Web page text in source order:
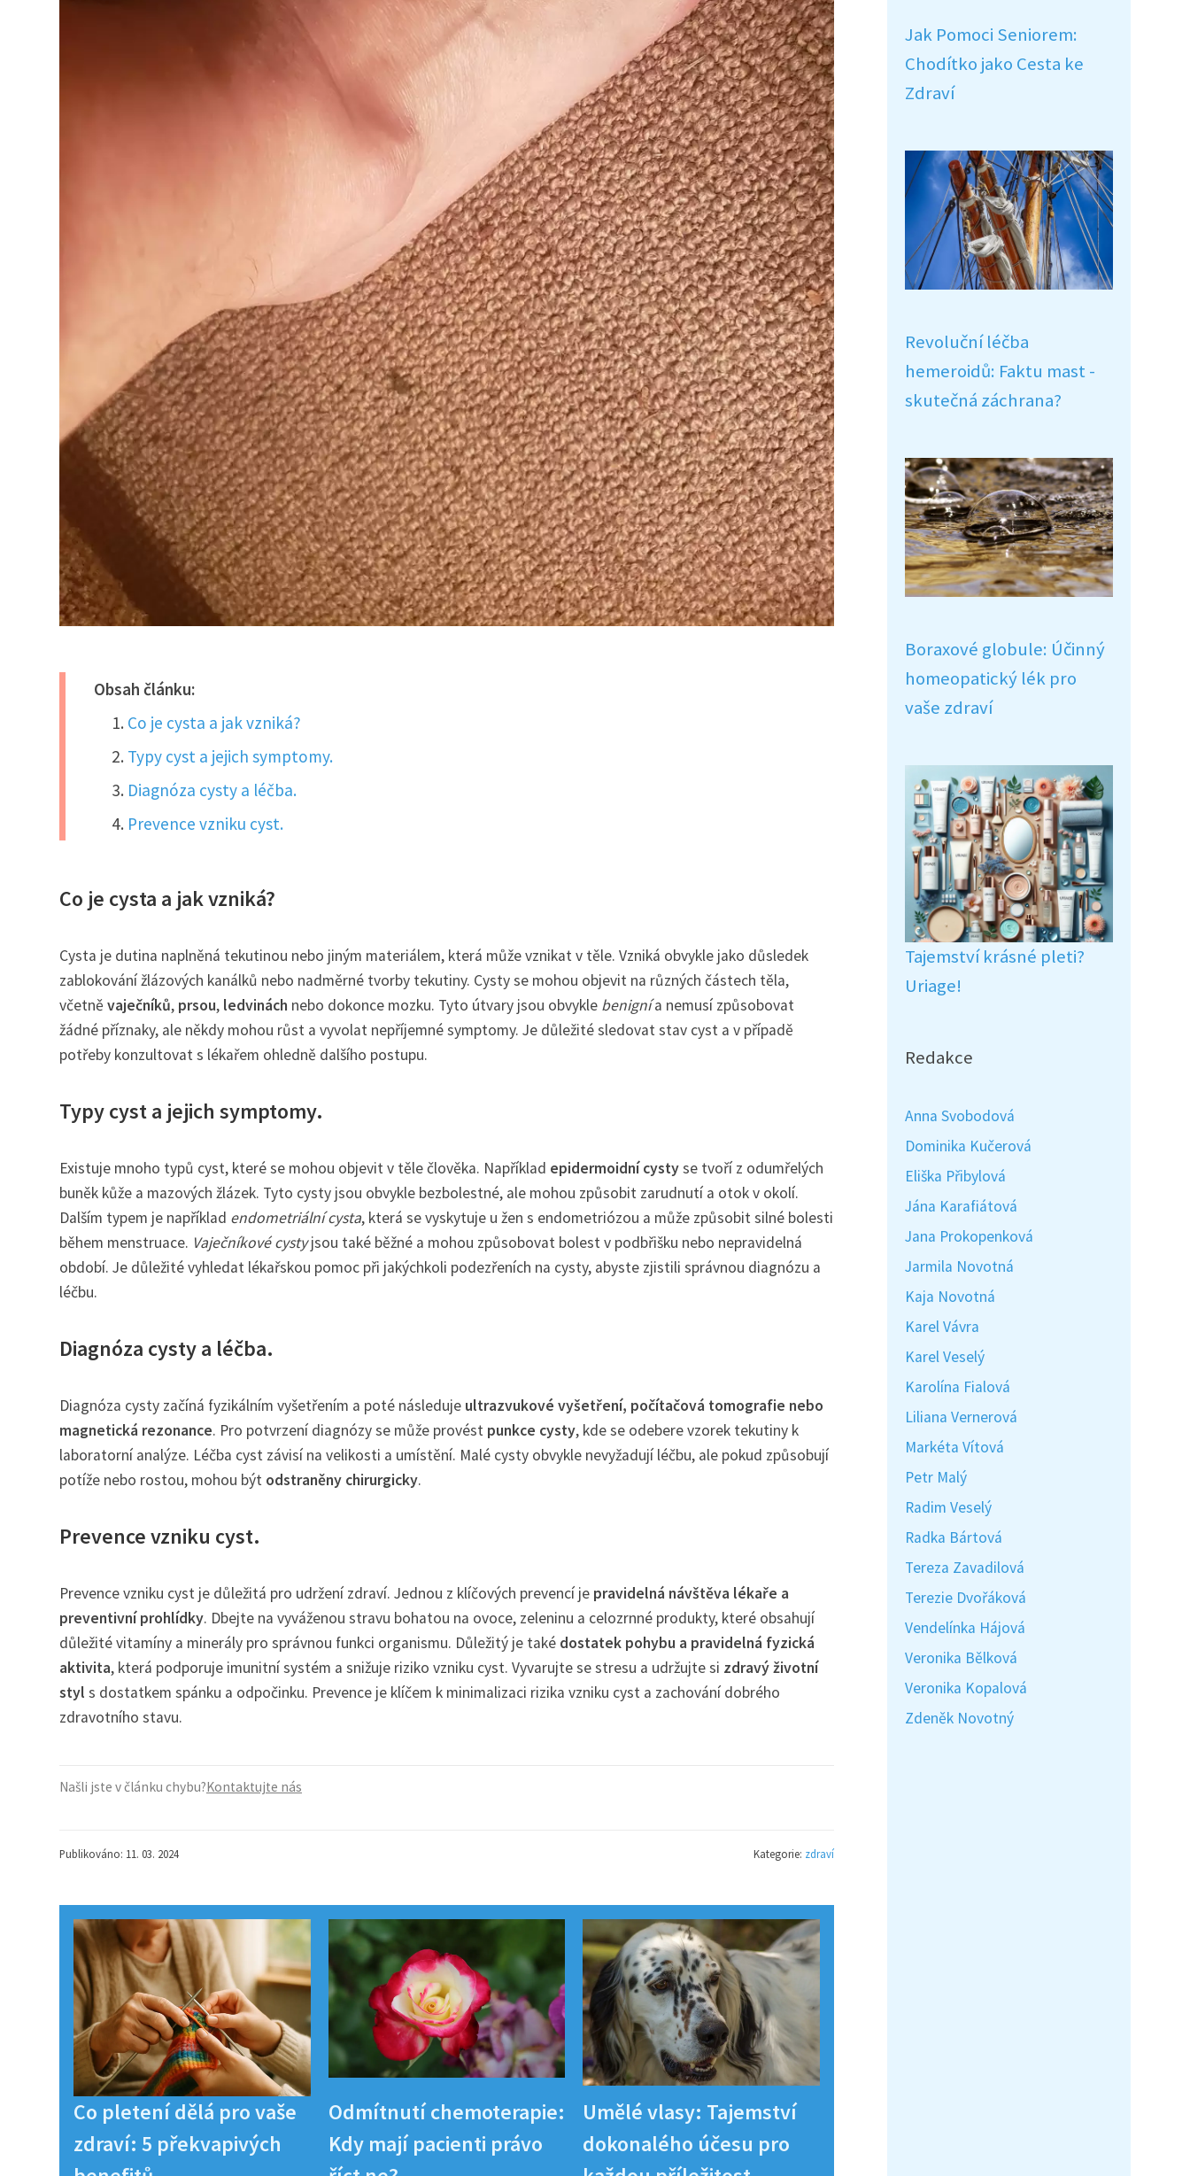
Obsah článku:
Co je cysta a jak vzniká?
Typy cyst a jejich symptomy.
Diagnóza cysty a léčba.
Prevence vzniku cyst.
Co je cysta a jak vzniká?
Cysta je dutina naplněná tekutinou nebo jiným materiálem, která může vznikat v těle. Vzniká obvykle jako důsledek
zablokování žlázových kanálků nebo nadměrné tvorby tekutiny. Cysty se mohou objevit na různých částech těla,
včetně vaječníků, prsou, ledvinách nebo dokonce mozku. Tyto útvary jsou obvykle benignía nemusí způsobovat
žádné příznaky, ale někdy mohou růst a vyvolat nepříjemné symptomy. Je důležité sledovat stav cyst a v případě
potřeby konzultovat s lékařem ohledně dalšího postupu.
Typy cyst a jejich symptomy.
Existuje mnoho typů cyst, které se mohou objevit v těle člověka. Například epidermoidní cystyse tvoří z odumřelých
buněk kůže a mazových žlázek. Tyto cysty jsou obvykle bezbolestné, ale mohou způsobit zarudnutí a otok v okolí.
Dalším typem je například endometriální cysta, která se vyskytuje u žen s endometriózou a může způsobit silné bolesti
během menstruace. Vaječníkové cystyjsou také běžné a mohou způsobovat bolest v podbřišku nebo nepravidelná
období. Je důležité vyhledat lékařskou pomoc při jakýchkoli podezřeních na cysty, abyste zjistili správnou diagnózu a
léčbu.
Diagnóza cysty a léčba.
Diagnóza cysty začíná fyzikálním vyšetřením a poté následuje ultrazvukové vyšetření, počítačová tomografie nebo
magnetická rezonance. Pro potvrzení diagnózy se může provést punkce cysty, kde se odebere vzorek tekutiny k
laboratorní analýze. Léčba cyst závisí na velikosti a umístění. Malé cysty obvykle nevyžadují léčbu, ale pokud způsobují
potíže nebo rostou, mohou být odstraněny chirurgicky.
Prevence vzniku cyst.
Prevence vzniku cyst je důležitá pro udržení zdraví. Jednou z klíčových prevencí je pravidelná návštěva lékaře a
preventivní prohlídky. Dbejte na vyváženou stravu bohatou na ovoce, zeleninu a celozrnné produkty, které obsahují
důležité vitamíny a minerály pro správnou funkci organismu. Důležitý je také dostatek pohybu a pravidelná fyzická
aktivita, která podporuje imunitní systém a snižuje riziko vzniku cyst. Vyvarujte se stresu a udržujte si zdravý životní
styl s dostatkem spánku a odpočinku. Prevence je klíčem k minimalizaci rizika vzniku cyst a zachování dobrého
zdravotního stavu.
Našli jste v článku chybu?Kontaktujte nás
Publikováno: 11. 03. 2024 Kategorie: zdraví
Co pletení dělá pro vaše
zdraví: 5 překvapivých
Odmítnutí chemoterapie:
Kdy mají pacienti právo
Umělé vlasy: Tajemství
dokonalého účesu pro
Jak Pomoci Seniorem:
Chodítko jako Cesta ke
Zdraví
Revoluční léčba
hemeroidů: Faktu mast -
skutečná záchrana?
Boraxové globule: Účinný
homeopatický lék pro
vaše zdraví
Tajemství krásné pleti?
Uriage!
Redakce
Anna Svobodová
Dominika Kučerová
Eliška Přibylová
Jána Karafiátová
Jana Prokopenková
Jarmila Novotná
Kaja Novotná
Karel Vávra
Karel Veselý
Karolína Fialová
Liliana Vernerová
Markéta Vítová
Petr Malý
Radim Veselý
Radka Bártová
Tereza Zavadilová
Terezie Dvořáková
Vendelínka Hájová
Veronika Bělková
Veronika Kopalová
Zdeněk Novotný